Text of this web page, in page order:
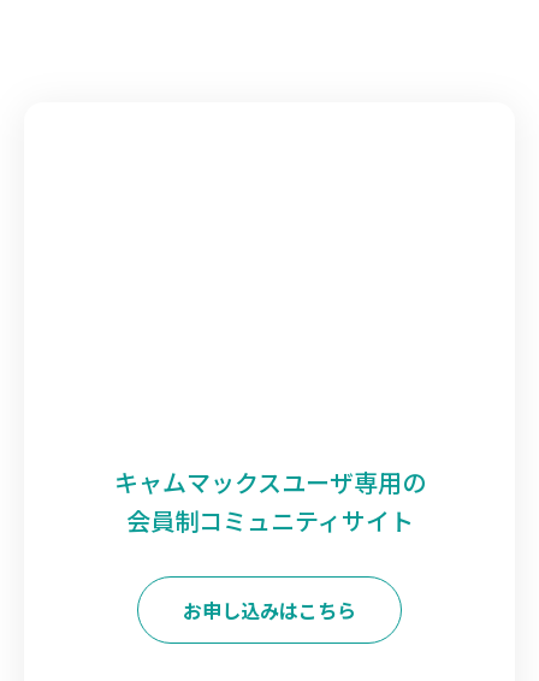
キャムマックスユーザ専用の
会員制コミュニティサイト
お申し込みはこちら